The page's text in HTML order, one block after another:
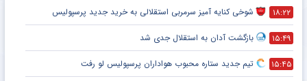
۱۸:۲۲ شوخی کنایه آمیز سرمربی استقلالی به خرید جدید پرسپولیس
۱۵:۴۹ بازگشت آدان به استقلال جدی شد
۱۵:۴۵ تیم جدید ستاره محبوب هواداران پرسپولیس لو رفت